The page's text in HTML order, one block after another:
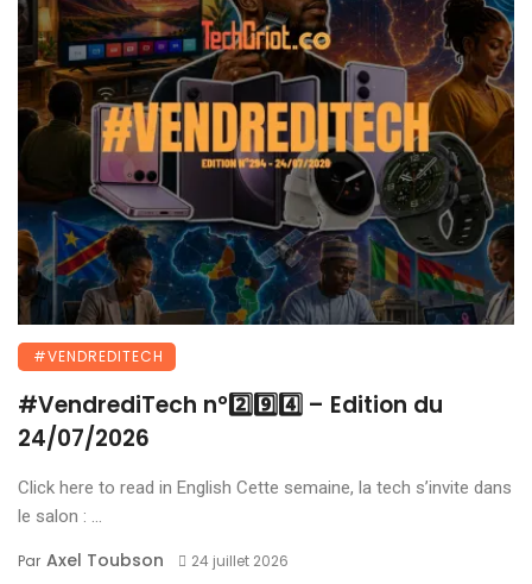
#VENDREDITECH
#VendrediTech n°2️⃣9️⃣4️⃣ – Edition du
24/07/2026
Click here to read in English Cette semaine, la tech s’invite dans
le salon : ...
Par Axel Toubson 24 juillet 2026